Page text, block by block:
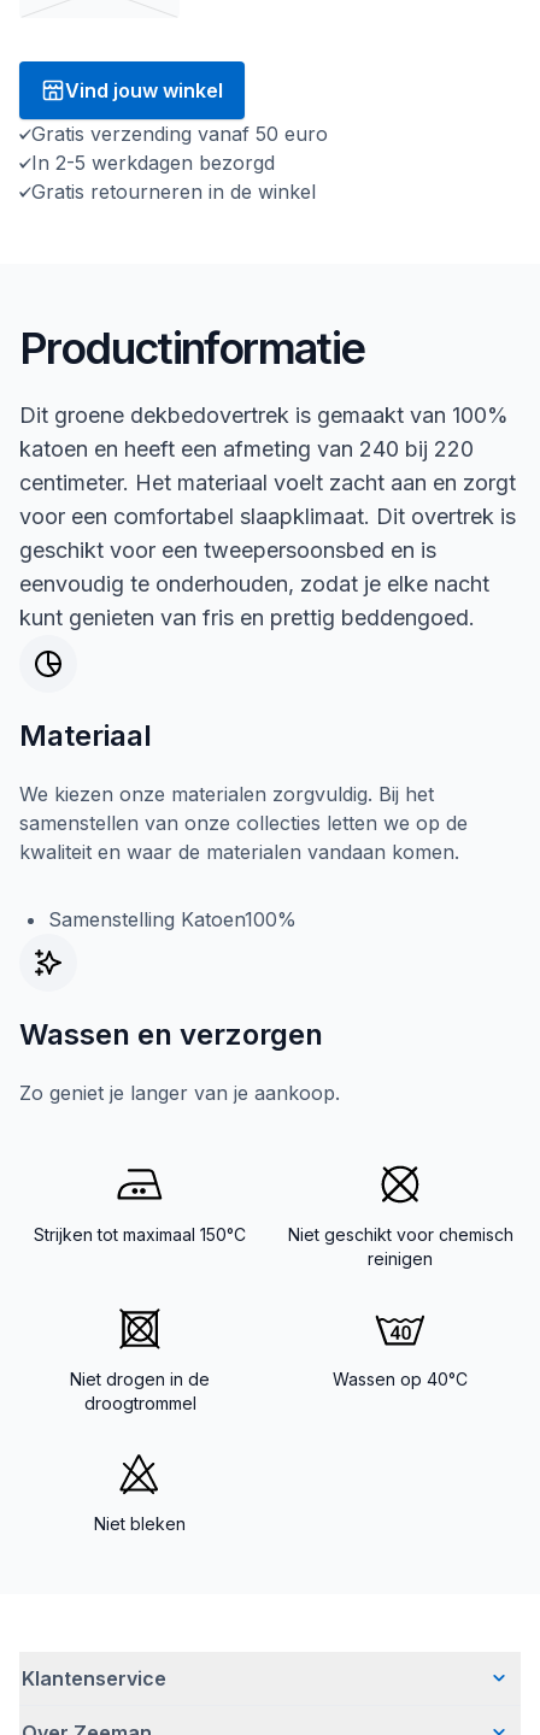
Vind jouw winkel
Gratis verzending vanaf 50 euro
In 2-5 werkdagen bezorgd
Gratis retourneren in de winkel
Productinformatie
Dit groene dekbedovertrek is gemaakt van 100%
katoen en heeft een afmeting van 240 bij 220
centimeter. Het materiaal voelt zacht aan en zorgt
voor een comfortabel slaapklimaat. Dit overtrek is
geschikt voor een tweepersoonsbed en is
eenvoudig te onderhouden, zodat je elke nacht
kunt genieten van fris en prettig beddengoed.
Materiaal
We kiezen onze materialen zorgvuldig. Bij het
samenstellen van onze collecties letten we op de
kwaliteit en waar de materialen vandaan komen.
Samenstelling Katoen100%
Wassen en verzorgen
Zo geniet je langer van je aankoop.
Strijken tot maximaal 150°C
Niet geschikt voor chemisch
reinigen
Niet drogen in de
droogtrommel
Wassen op 40°C
Niet bleken
Klantenservice